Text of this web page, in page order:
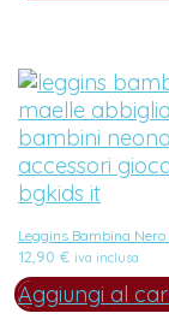
Leggins Bambina Nero
12,90 € iva inclusa
Aggiungi al